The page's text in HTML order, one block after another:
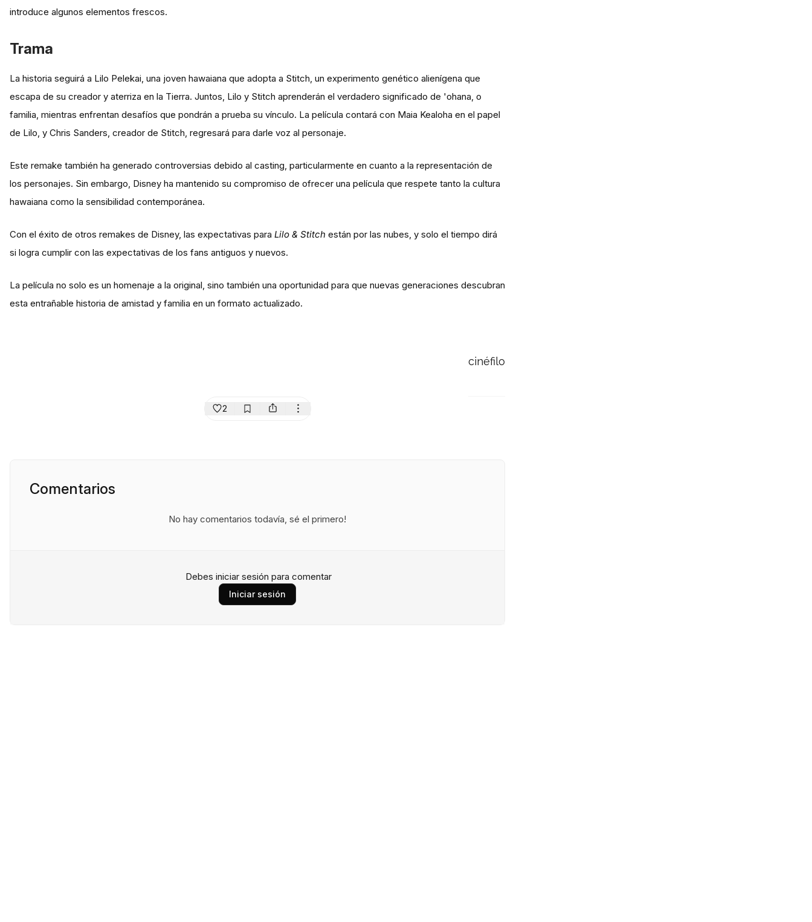
introduce algunos elementos frescos.
Trama
La historia seguirá a Lilo Pelekai, una joven hawaiana que adopta a Stitch, un experimento genético alienígena que
escapa de su creador y aterriza en la Tierra. Juntos, Lilo y Stitch aprenderán el verdadero significado de 'ohana, o
familia, mientras enfrentan desafíos que pondrán a prueba su vínculo. La película contará con Maia Kealoha en el papel
de Lilo, y Chris Sanders, creador de Stitch, regresará para darle voz al personaje.
Este remake también ha generado controversias debido al casting, particularmente en cuanto a la representación de
los personajes. Sin embargo, Disney ha mantenido su compromiso de ofrecer una película que respete tanto la cultura
hawaiana como la sensibilidad contemporánea.
Con el éxito de otros remakes de Disney, las expectativas para Lilo & Stitch están por las nubes, y solo el tiempo dirá
si logra cumplir con las expectativas de los fans antiguos y nuevos.
La película no solo es un homenaje a la original, sino también una oportunidad para que nuevas generaciones descubran
esta entrañable historia de amistad y familia en un formato actualizado.
cinéfilo
2
Comentarios
No hay comentarios todavía, sé el primero!
Debes iniciar sesión para comentar
Iniciar sesión